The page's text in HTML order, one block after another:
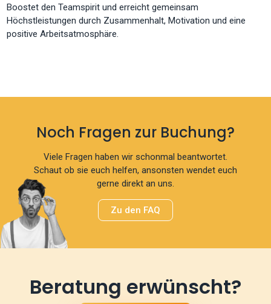
Boostet den Teamspirit und erreicht gemeinsam
Höchstleistungen durch Zusammenhalt, Motivation und eine
positive Arbeitsatmosphäre.
Noch Fragen zur Buchung?
Viele Fragen haben wir schonmal beantwortet.
Schaut ob sie euch helfen, ansonsten wendet euch
gerne direkt an uns.
Zu den FAQ
Beratung erwünscht?